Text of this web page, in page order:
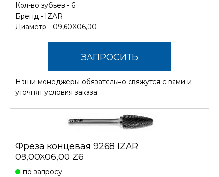
Кол-во зубьев - 6
Бренд - IZAR
Диаметр - 09,60X06,00
ЗАПРОСИТЬ
СТОИМОСТЬ
Наши менеджеры обязательно свяжутся с вами и
уточнят условия заказа
Фреза концевая 9268 IZAR
08,00X06,00 Z6
по запросу